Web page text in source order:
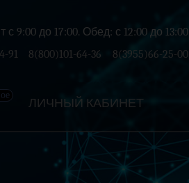
9:00 до 17:00. Обед: с 12:00 до 13:00
91 8(800)101-64-36 8(3955)66-25-00
ЛИЧНЫЙ КАБИНЕТ